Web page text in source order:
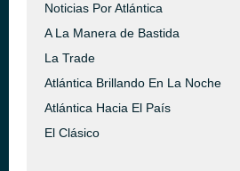
Noticias Por Atlántica
A La Manera de Bastida
La Trade
Atlántica Brillando En La Noche
Atlántica Hacia El País
El Clásico